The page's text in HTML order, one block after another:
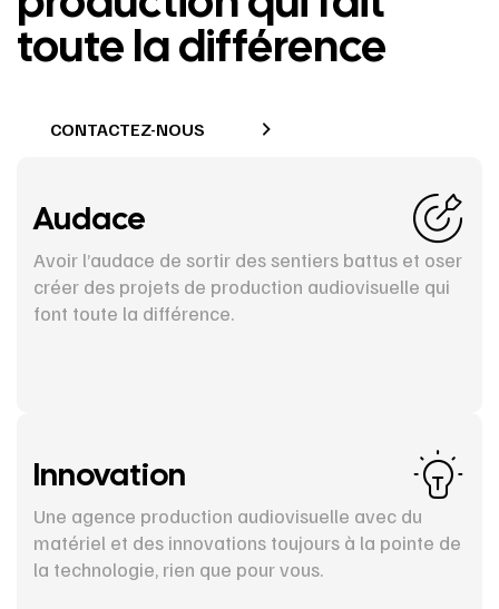
toute la différence
CONTACTEZ-NOUS
Audace
Avoir l’audace de sortir des sentiers battus et oser
créer des projets de production audiovisuelle qui
font toute la différence.
Innovation
Une agence production audiovisuelle avec du
matériel et des innovations toujours à la pointe de
la technologie, rien que pour vous.